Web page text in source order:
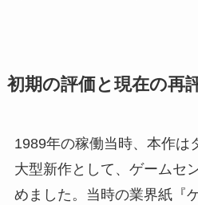
初期の評価と現在の再
1989年の稼働当時、本作は
大型新作として、ゲームセ
めました。当時の業界紙『